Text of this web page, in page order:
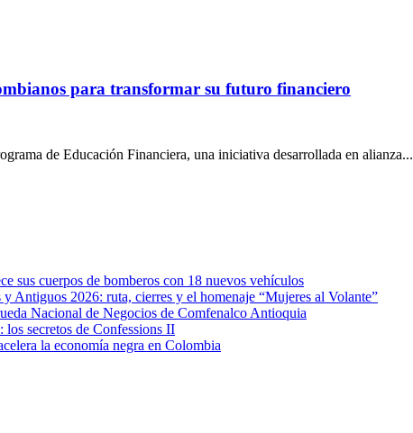
para transformar su futuro financiero
de Educación Financiera, una iniciativa desarrollada en alianza...
sus cuerpos de bomberos con 18 nuevos vehículos
Antiguos 2026: ruta, cierres y el homenaje “Mujeres al Volante”
Nacional de Negocios de Comfenalco Antioquia
secretos de Confessions II
la economía negra en Colombia